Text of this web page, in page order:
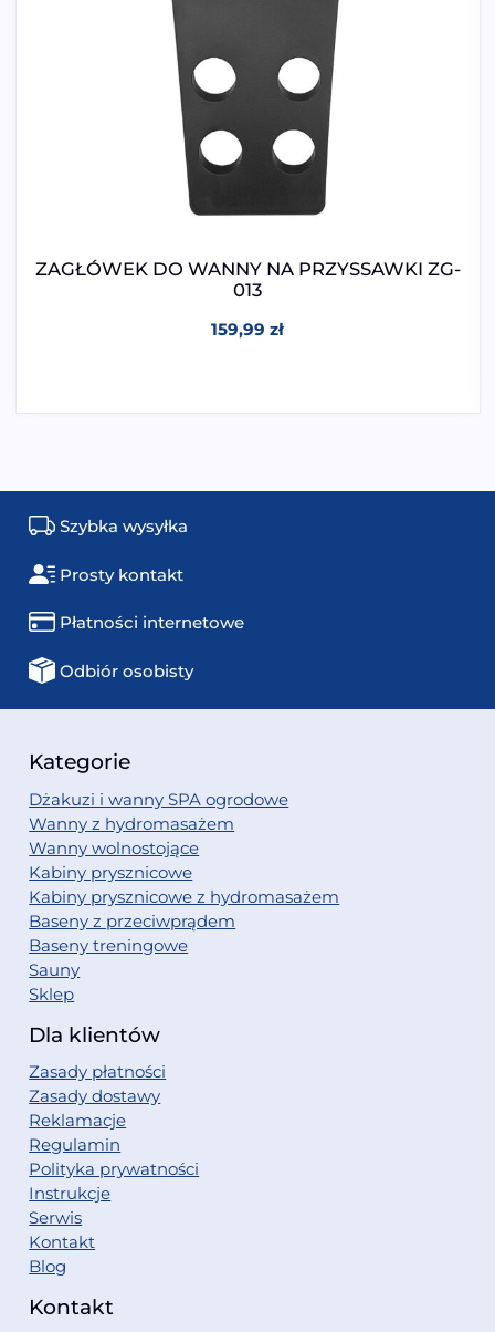
ZAGŁÓWEK DO WANNY NA PRZYSSAWKI ZG-
013
159,99zł
Szybka wysyłka
Prosty kontakt
Płatności internetowe
Odbiór osobisty
Kategorie
Dżakuzi i wanny SPA ogrodowe
Wanny z hydromasażem
Wanny wolnostojące
Kabiny prysznicowe
Kabiny prysznicowe z hydromasażem
Baseny z przeciwprądem
Baseny treningowe
Sauny
Sklep
Dla klientów
Zasady płatności
Zasady dostawy
Reklamacje
Regulamin
Polityka prywatności
Instrukcje
Serwis
Kontakt
Blog
Kontakt